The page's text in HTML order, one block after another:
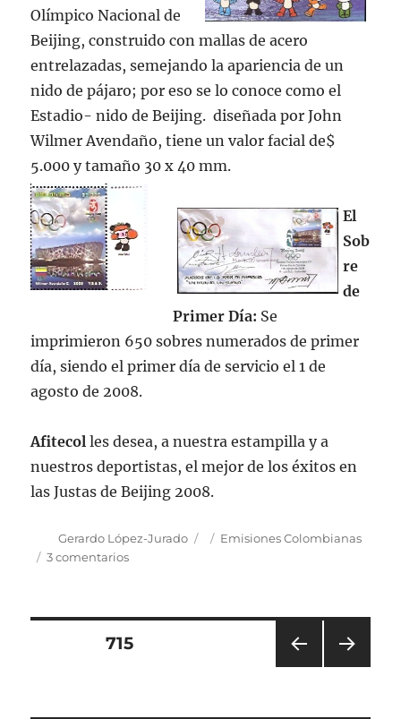
Olímpico Nacional de
Beijing, construido con mallas de acero
entrelazadas, semejando la apariencia de un
nido de pájaro; por eso se lo conoce como el
Estadio- nido de Beijing. diseñada por John
Wilmer Avendaño, tiene un valor facial de$
5.000 y tamaño 30 x 40 mm.
El
Sob
re
de
Primer Día: Se
imprimieron 650 sobres numerados de primer
día, siendo el primer día de servicio el 1 de
agosto de 2008.
Afitecol les desea, a nuestra estampilla y a
nuestros deportistas, el mejor de los éxitos en
las Justas de Beijing 2008.
Autor
Gerardo López-Jurado
Publicado
Categorías
Emisiones Colombianas
3 comentariosen
la
Navegación
PÁGINA715